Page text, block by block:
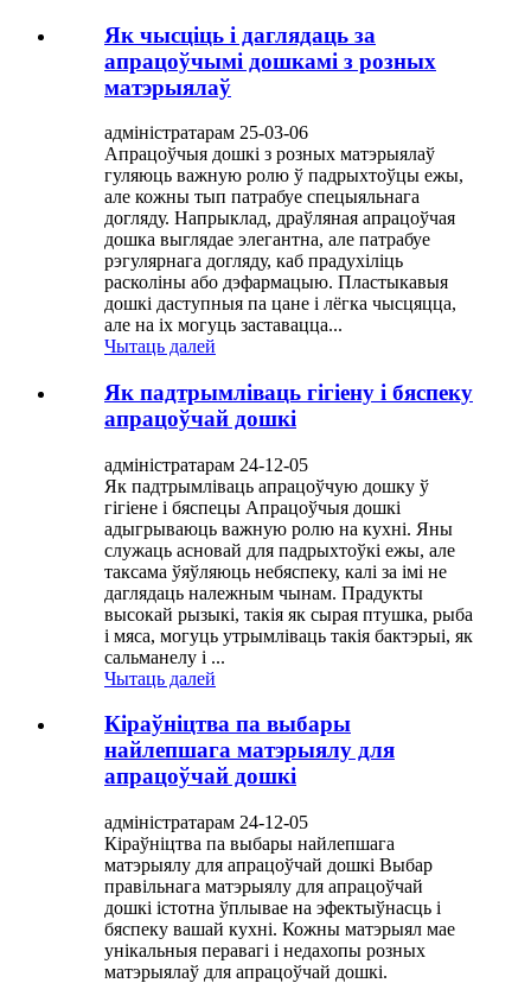
Як чысціць і даглядаць за
апрацоўчымі дошкамі з розных
матэрыялаў
адміністратарам 25-03-06
Апрацоўчыя дошкі з розных матэрыялаў
гуляюць важную ролю ў падрыхтоўцы ежы,
але кожны тып патрабуе спецыяльнага
догляду. Напрыклад, драўляная апрацоўчая
дошка выглядае элегантна, але патрабуе
рэгулярнага догляду, каб прадухіліць
расколіны або дэфармацыю. Пластыкавыя
дошкі даступныя па цане і лёгка чысцяцца,
але на іх могуць заставацца...
Чытаць далей
Як падтрымліваць гігіену і бяспеку
апрацоўчай дошкі
адміністратарам 24-12-05
Як падтрымліваць апрацоўчую дошку ў
гігіене і бяспецы Апрацоўчыя дошкі
адыгрываюць важную ролю на кухні. Яны
служаць асновай для падрыхтоўкі ежы, але
таксама ўяўляюць небяспеку, калі за імі не
даглядаць належным чынам. Прадукты
высокай рызыкі, такія як сырая птушка, рыба
і мяса, могуць утрымліваць такія бактэрыі, як
сальманелу і ...
Чытаць далей
Кіраўніцтва па выбары
найлепшага матэрыялу для
апрацоўчай дошкі
адміністратарам 24-12-05
Кіраўніцтва па выбары найлепшага
матэрыялу для апрацоўчай дошкі Выбар
правільнага матэрыялу для апрацоўчай
дошкі істотна ўплывае на эфектыўнасць і
бяспеку вашай кухні. Кожны матэрыял мае
унікальныя перавагі і недахопы розных
матэрыялаў для апрацоўчай дошкі.